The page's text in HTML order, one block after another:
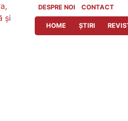
DESPRE NOI CONTACT
HOME ȘTIRI